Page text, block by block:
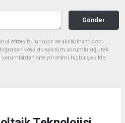
Gönder
etmiş bulunuyor ve akillibinam.com
veya dolaylı tüm sorumluluğu tek
yorumlardan site yönetimi hiçbir şekilde